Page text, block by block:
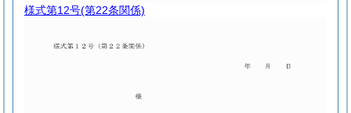
様式第12号(第22条関係)